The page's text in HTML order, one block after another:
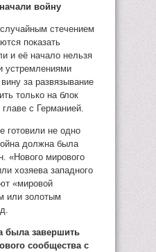
войну
стечением
показать
и её начало нельзя
устремлениями
за развязывание
только на блок
с Германией.
готовили не одно
должна была
«Нового мирового
хозяева западного
«мировой
или золотым
была завершить
сообщества с